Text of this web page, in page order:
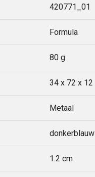
420771_01
Formula
80 g
34 x 72 x 12
Metaal
donkerblauw
1.2 cm